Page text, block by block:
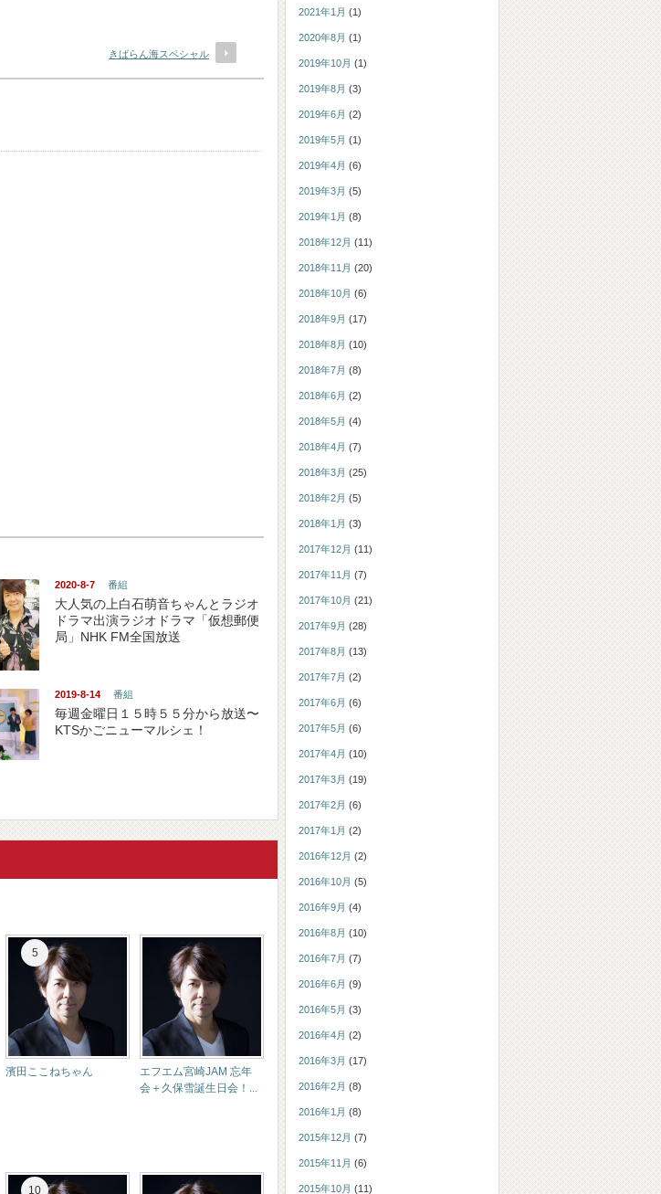
きばらん海スペシャル
2020-8-7 番組
大人気の上白石萌音ちゃんとラジオ
ドラマ出演ラジオドラマ「仮想郵便
局」NHK FM全国放送
2019-8-14 番組
毎週金曜日１５時５５分から放送〜
KTSかごニューマルシェ！
濱田ここねちゃん
エフエム宮崎JAM 忘年
会＋久保雪誕生日会！...
2021年1月 (1)
2020年8月 (1)
2019年10月 (1)
2019年8月 (3)
2019年6月 (2)
2019年5月 (1)
2019年4月 (6)
2019年3月 (5)
2019年1月 (8)
2018年12月 (11)
2018年11月 (20)
2018年10月 (6)
2018年9月 (17)
2018年8月 (10)
2018年7月 (8)
2018年6月 (2)
2018年5月 (4)
2018年4月 (7)
2018年3月 (25)
2018年2月 (5)
2018年1月 (3)
2017年12月 (11)
2017年11月 (7)
2017年10月 (21)
2017年9月 (28)
2017年8月 (13)
2017年7月 (2)
2017年6月 (6)
2017年5月 (6)
2017年4月 (10)
2017年3月 (19)
2017年2月 (6)
2017年1月 (2)
2016年12月 (2)
2016年10月 (5)
2016年9月 (4)
2016年8月 (10)
2016年7月 (7)
2016年6月 (9)
2016年5月 (3)
2016年4月 (2)
2016年3月 (17)
2016年2月 (8)
2016年1月 (8)
2015年12月 (7)
2015年11月 (6)
2015年10月 (11)